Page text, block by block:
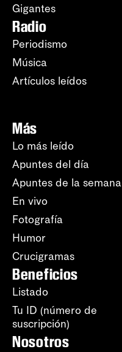
Gigantes
Radio
Periodismo
Música
Artículos leídos
Más
Lo más leído
Apuntes del día
Apuntes de la semana
En vivo
Fotografía
Humor
Crucigramas
Beneficios
Listado
Tu ID (número de
suscripción)
Nosotros